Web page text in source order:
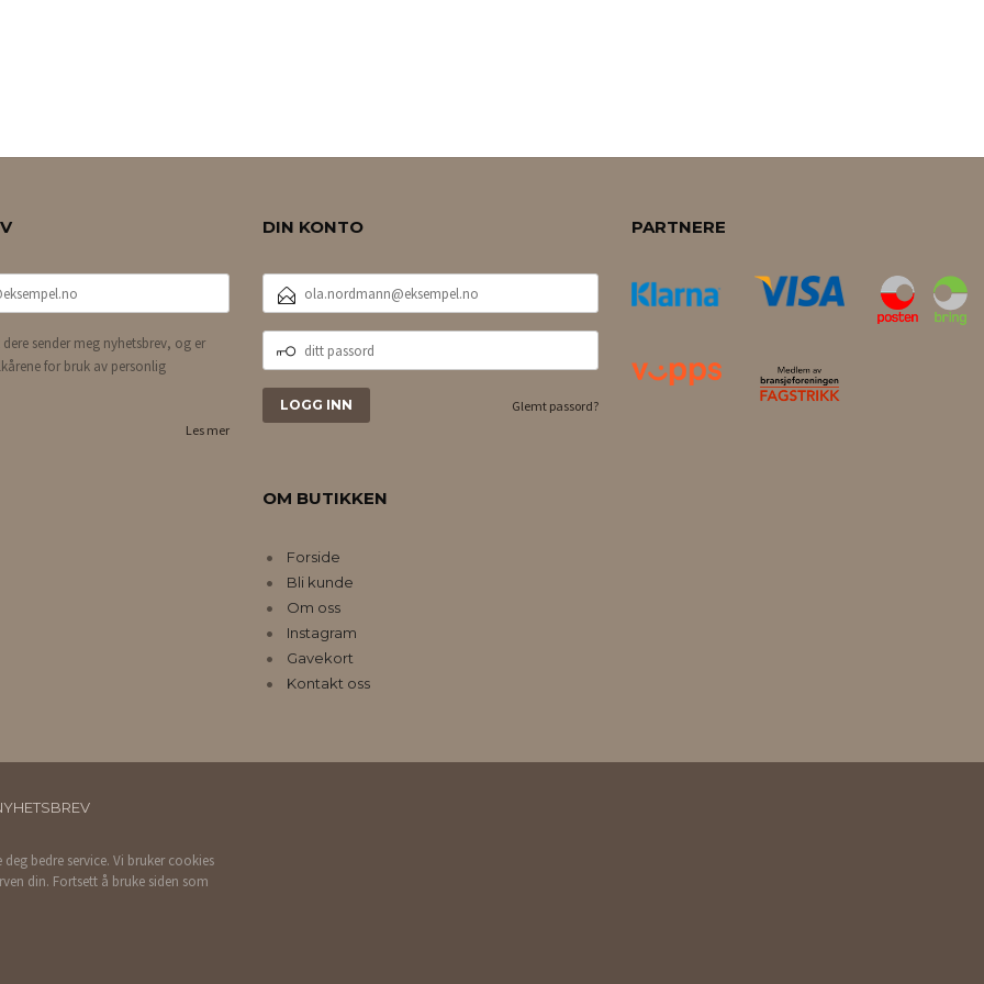
sender meg nyhetsbrev, og er
for bruk av personlig
Les mer
DIN KONTO
POSTADRESSE
PASSORD
Glemt passord?
OM BUTIKKEN
Forside
Bli kunde
Om oss
Instagram
Gavekort
Kontakt oss
PARTNERE
bedre service. Vi bruker cookies
din. Fortsett å bruke siden som